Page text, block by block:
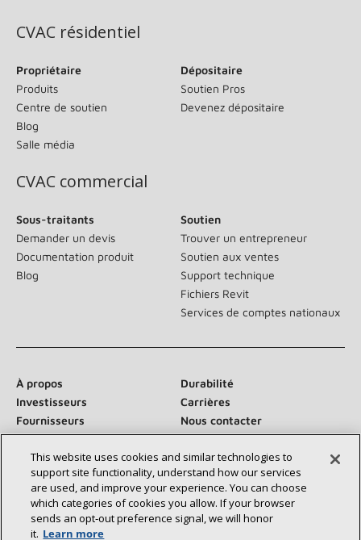
CVAC résidentiel
Propriétaire
Produits
Centre de soutien
Blog
Salle média
Dépositaire
Soutien Pros
Devenez dépositaire
CVAC commercial
Sous-traitants
Demander un devis
Documentation produit
Blog
Soutien
Trouver un entrepreneur
Soutien aux ventes
Support technique
Fichiers Revit
Services de comptes nationaux
À propos
Durabilité
Investisseurs
Carrières
Fournisseurs
Nous contacter
Salle de presse
Communiquez avec nous :
This website uses cookies and similar technologies to
support site functionality, understand how our services
are used, and improve your experience. You can choose
which categories of cookies you allow. If your browser
sends an opt‑out preference signal, we will honor
it. Learn more